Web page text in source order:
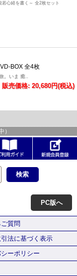
心経を書く～ 全2枚セット
BOX 全4枚
。いま 癒..
販売価格: 20,680円(税込)
）
PC版へ
質問
法に基づく表示
ーポリシー